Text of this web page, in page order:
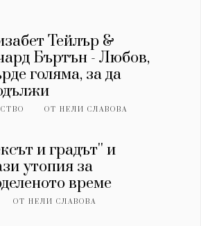
Тейлър &
Бъртън - Любов,
голяма, за да
ОТНЕЛИ СЛАВОВА
и градът'' и
утопия за
време
ОТНЕЛИ СЛАВОВА